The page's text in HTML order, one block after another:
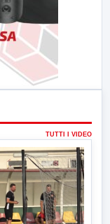
TUTTI I VIDEO